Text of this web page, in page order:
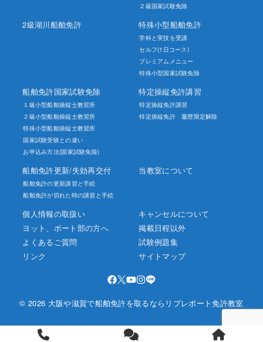
２級国家試験免除
2級湖川船舶免許 特殊小型船舶免許
学科と実技を受講
セルフ(1日コース)
プレミアムメニュー
特殊小型国家試験免除
船舶免許国家試験免除
１級小型船舶操縦士教習所
２級小型船舶操縦士教習所
特殊小型船舶操縦士教習所
国家試験受験との違い
お申込み方法(国家試験免除)
特定操縦免許講習
特定操縦免許講習
特定操縦免許 履歴限定解除
船舶免許更新/失効再交付
船舶免許の更新講習と手続
船舶免許が切れた時の講習と手続
当教室について
個人情報の取扱い
キャンセルについて
ヨット、ボート部の方へ
掲載日程以外
よくあるご質問
試験例題集
リンク
サイトマップ
© 2026 大阪や滋賀で船舶免許を取るならリブレボート免許教室